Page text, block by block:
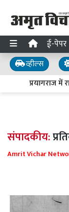
ई-पेपर
व्हील्स
प्रयागराज में
संपादकीय:
Amrit Vichar